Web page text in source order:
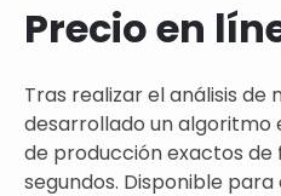
Precio en
Tras realizar el análisis de
desarrollado un
de producción exactos
segundos. Disponible